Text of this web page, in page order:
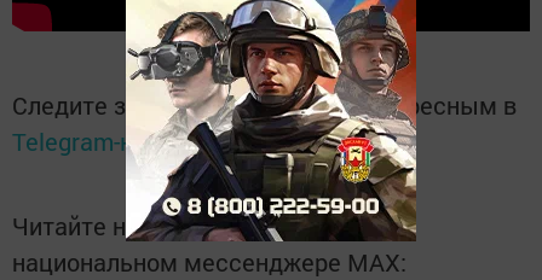
Следите за самым важным и интересным в
Telegram-каналеТатмедиа
Читайте новости Татарстана в
национальном мессенджере MАХ: